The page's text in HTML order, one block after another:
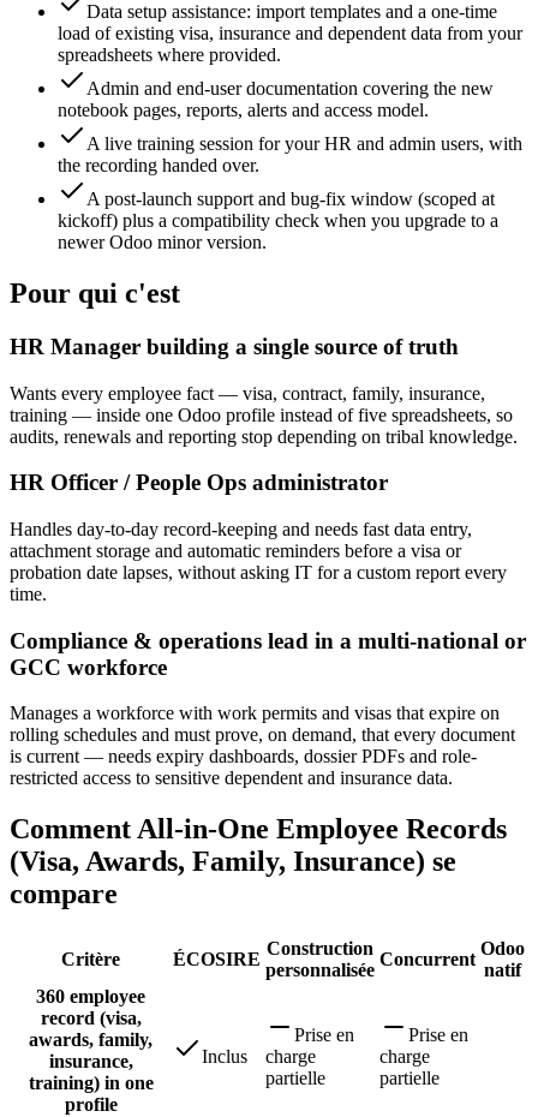
Data setup assistance: import templates and a one-time
load of existing visa, insurance and dependent data from your
spreadsheets where provided.
Admin and end-user documentation covering the new
notebook pages, reports, alerts and access model.
A live training session for your HR and admin users, with
the recording handed over.
A post-launch support and bug-fix window (scoped at
kickoff) plus a compatibility check when you upgrade to a
newer Odoo minor version.
Pour qui c'est
HR Manager building a single source of truth
Wants every employee fact — visa, contract, family, insurance,
training — inside one Odoo profile instead of five spreadsheets, so
audits, renewals and reporting stop depending on tribal knowledge.
HR Officer / People Ops administrator
Handles day-to-day record-keeping and needs fast data entry,
attachment storage and automatic reminders before a visa or
probation date lapses, without asking IT for a custom report every
time.
Compliance & operations lead in a multi-national or
GCC workforce
Manages a workforce with work permits and visas that expire on
rolling schedules and must prove, on demand, that every document
is current — needs expiry dashboards, dossier PDFs and role-
restricted access to sensitive dependent and insurance data.
Comment All-in-One Employee Records
(Visa, Awards, Family, Insurance) se
compare
Critère ÉCOSIRE
Construction
personnalisée
Concurrent
Odoo
natif
360 employee
record (visa,
awards, family,
insurance,
training) in one
profile
Inclus
Prise en
charge
partielle
Prise en
charge
partielle